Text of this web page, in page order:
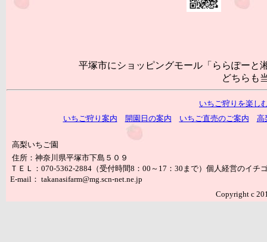
平塚市にショッピングモール「ららぽーと
どちらも
いちご狩りを楽し
いちご狩り案内
開園日の案内 いちご直売のご案内 高
高梨いちご園
住所：神奈川県平塚市下島５０９
ＴＥＬ：070-5362-2884（受付時間8：00～17：30まで）個人経営のイ
E-mail： takanasifarm@mg.scn-net.ne.jp
Copyright c